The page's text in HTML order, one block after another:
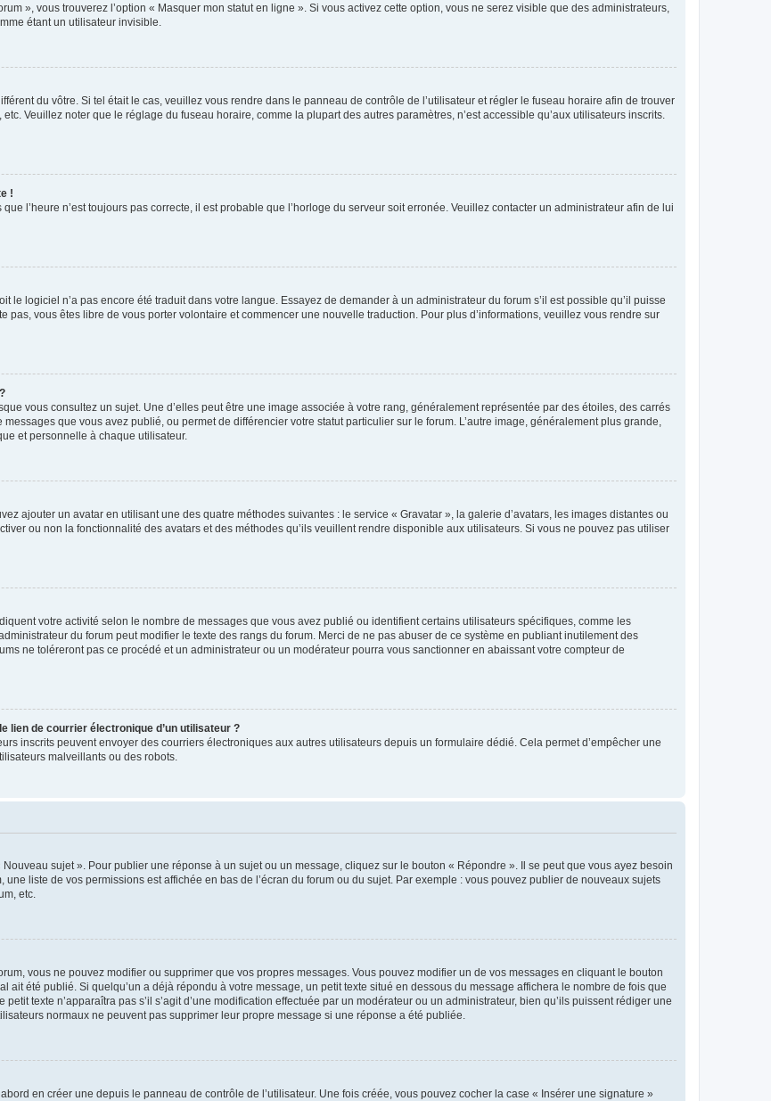
», vous trouverez l’option « Masquer mon statut en ligne ». Si vous activez cette option, vous ne serez visible que des administrateurs,
étant un utilisateur invisible.
du vôtre. Si tel était le cas, veuillez vous rendre dans le panneau de contrôle de l’utilisateur et régler le fuseau horaire afin de trouver
Veuillez noter que le réglage du fuseau horaire, comme la plupart des autres paramètres, n’est accessible qu’aux utilisateurs inscrits.
!
l’heure n’est toujours pas correcte, il est probable que l’horloge du serveur soit erronée. Veuillez contacter un administrateur afin de lui
le logiciel n’a pas encore été traduit dans votre langue. Essayez de demander à un administrateur du forum s’il est possible qu’il puisse
pas, vous êtes libre de vous porter volontaire et commencer une nouvelle traduction. Pour plus d’informations, veuillez vous rendre sur
vous consultez un sujet. Une d’elles peut être une image associée à votre rang, généralement représentée par des étoiles, des carrés
que vous avez publié, ou permet de différencier votre statut particulier sur le forum. L’autre image, généralement plus grande,
et personnelle à chaque utilisateur.
ajouter un avatar en utilisant une des quatre méthodes suivantes : le service « Gravatar », la galerie d’avatars, les images distantes ou
ou non la fonctionnalité des avatars et des méthodes qu’ils veuillent rendre disponible aux utilisateurs. Si vous ne pouvez pas utiliser
votre activité selon le nombre de messages que vous avez publié ou identifient certains utilisateurs spécifiques, comme les
du forum peut modifier le texte des rangs du forum. Merci de ne pas abuser de ce système en publiant inutilement des
ne toléreront pas ce procédé et un administrateur ou un modérateur pourra vous sanctionner en abaissant votre compteur de
lien de courrier électronique d’un utilisateur ?
inscrits peuvent envoyer des courriers électroniques aux autres utilisateurs depuis un formulaire dédié. Cela permet d’empêcher une
malveillants ou des robots.
sujet ». Pour publier une réponse à un sujet ou un message, cliquez sur le bouton « Répondre ». Il se peut que vous ayez besoin
liste de vos permissions est affichée en bas de l’écran du forum ou du sujet. Par exemple : vous pouvez publier de nouveaux sujets
etc.
vous ne pouvez modifier ou supprimer que vos propres messages. Vous pouvez modifier un de vos messages en cliquant le bouton
été publié. Si quelqu’un a déjà répondu à votre message, un petit texte situé en dessous du message affichera le nombre de fois que
texte n’apparaîtra pas s’il s’agit d’une modification effectuée par un modérateur ou un administrateur, bien qu’ils puissent rédiger une
normaux ne peuvent pas supprimer leur propre message si une réponse a été publiée.
en créer une depuis le panneau de contrôle de l’utilisateur. Une fois créée, vous pouvez cocher la case « Insérer une signature »